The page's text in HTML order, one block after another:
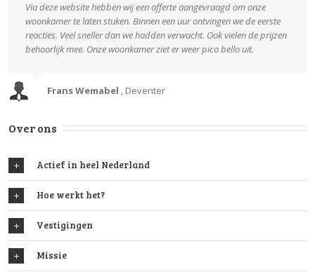
Via deze website hebben wij een offerte aangevraagd om onze
woonkamer te laten stuken. Binnen een uur ontvingen we de eerste
reacties. Veel sneller dan we hadden verwacht. Ook vielen de prijzen
behoorlijk mee. Onze woonkamer ziet er weer pico bello uit.
Frans Wemabel , Deventer
Over ons
Actief in heel Nederland
Hoe werkt het?
Vestigingen
Missie